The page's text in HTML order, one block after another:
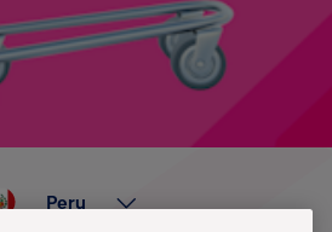
Peru